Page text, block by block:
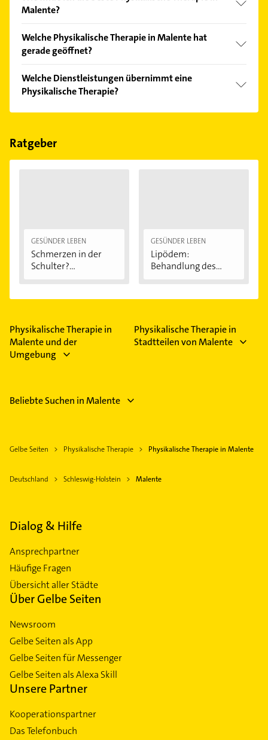
Malente?
Kundenmeinungen und profitieren Sie von den
Empfehlungen. Die Suchergebnisse können Sie sich
Welche Physikalische Therapie in Malente hat
gerade geöffnet?
Bitte beachten Sie, dass diese an Sonn- und
Feiertagen abweichen können.
Welche Dienstleistungen übernimmt eine
Physikalische Therapie?
Folgende Leistungen werden angeboten:
Manuelle Therapie und Hausbesuche.
Ratgeber
GESÜNDER LEBEN
Schmerzen in der
Schulter?
GESÜNDER LEBEN
Lipödem:
Behandlung des
Physikalische Therapie in
Malente und der
Umgebung
Physikalische Therapie in
Stadtteilen von Malente
Beliebte Suchen in Malente
Gelbe Seiten Physikalische Therapie Physikalische Therapie in Malente
Deutschland Schleswig-Holstein Malente
Dialog & Hilfe
Ansprechpartner
Häufige Fragen
Übersicht aller Städte
Über Gelbe Seiten
Newsroom
Gelbe Seiten als App
Gelbe Seiten für Messenger
Gelbe Seiten als Alexa Skill
Unsere Partner
Kooperationspartner
Das Telefonbuch